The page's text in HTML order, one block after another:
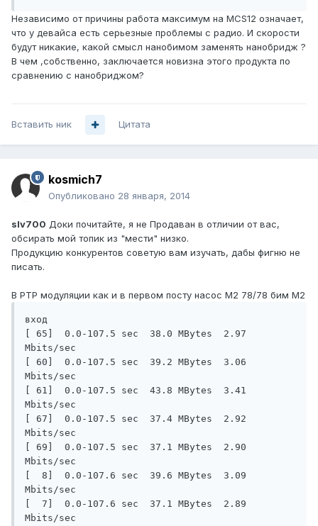
Независимо от причины работа максимум на MCS12 означает,
что у девайса есть серьезные проблемы с радио. И скорости
будут никакие, какой смысл нанобимом заменять нанобридж ?
В чем ,собственно, заключается новизна этого продукта по
сравнению с нанобриджом?
Вставить ник Цитата
kosmich7
Опубликовано 28 января, 2014
slv700 Доки почитайте, я не Продаван в отличии от вас,
обсирать мой топик из "мести" низко.
Продукцию конкурентов советую вам изучать, дабы фигню не
писать.
В PTP модуляции как и в первом посту насос М2 78/78 бим М2
вход
[ 65]  0.0-107.5 sec  38.0 MBytes  2.97
Mbits/sec
[ 60]  0.0-107.5 sec  39.2 MBytes  3.06
Mbits/sec
[ 61]  0.0-107.5 sec  43.8 MBytes  3.41
Mbits/sec
[ 67]  0.0-107.5 sec  37.4 MBytes  2.92
Mbits/sec
[ 69]  0.0-107.5 sec  37.1 MBytes  2.90
Mbits/sec
[  8]  0.0-107.6 sec  39.6 MBytes  3.09
Mbits/sec
[  7]  0.0-107.6 sec  37.1 MBytes  2.89
Mbits/sec